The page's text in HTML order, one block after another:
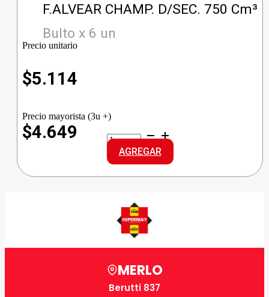
F.ALVEAR CHAMP. D/SEC. 750 Cm³
Bulto x 6 un
Precio unitario
$5.114
Precio mayorista (3u +)
$4.649
F.ALVEAR
CHAMP.
D/SEC.
cantidad
AGREGAR
MERLO
Berutti 837